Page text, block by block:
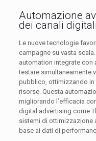
Automazione
dei canali digitali
Le nuove tecnologie
campagne su vasta
automation integrate
testare simultaneamente
pubblico, ottimizzando in
risorse. Questa
migliorando l’efficacia
digital advertising come
sistemi di ottimizzazione
base ai dati di